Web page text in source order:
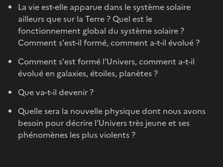
La vie est-elle apparue dans le système solaire
ailleurs que sur la Terre ? Quel est le
fonctionnement global du système solaire ?
Comment s'est-il formé, comment a-t-il évolué ?
Comment s'est formé l'Univers, comment a-t-il
évolué en galaxies, étoiles, planètes ?
Que va-t-il devenir ?
Quelle sera la nouvelle physique dont nous avons
besoin pour décrire l'Univers très jeune et ses
phénomènes les plus violents ?